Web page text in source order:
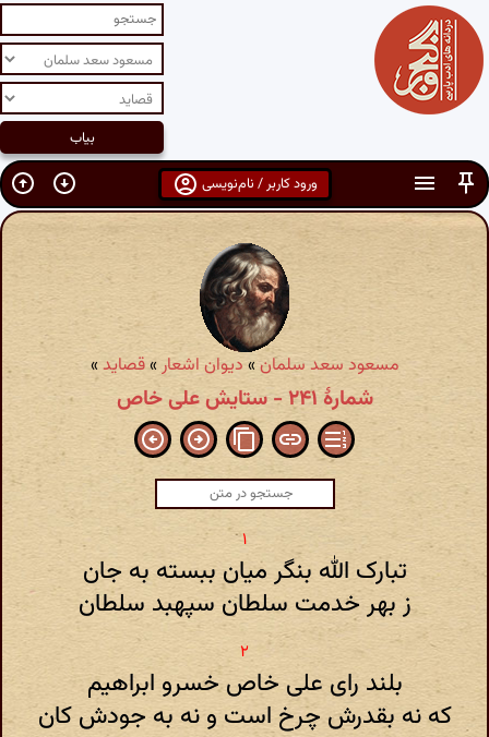
ورود کاربر / نام‌نویسی
مسعود سعد سلمان» دیوان اشعار»قصاید »
شمارهٔ ۲۴۱ - ستایش علی خاص
تبارک الله بنگر میان ببسته به جان
ز بهر خدمت سلطان سپهبد سلطان
بلند رای علی خاص خسرو ابراهیم
که نه بقدرش چرخ است و نه به جودش کان